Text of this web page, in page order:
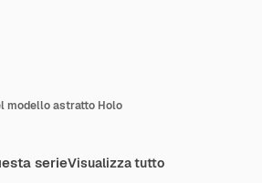
modello astratto Holo
serieVisualizza tutto